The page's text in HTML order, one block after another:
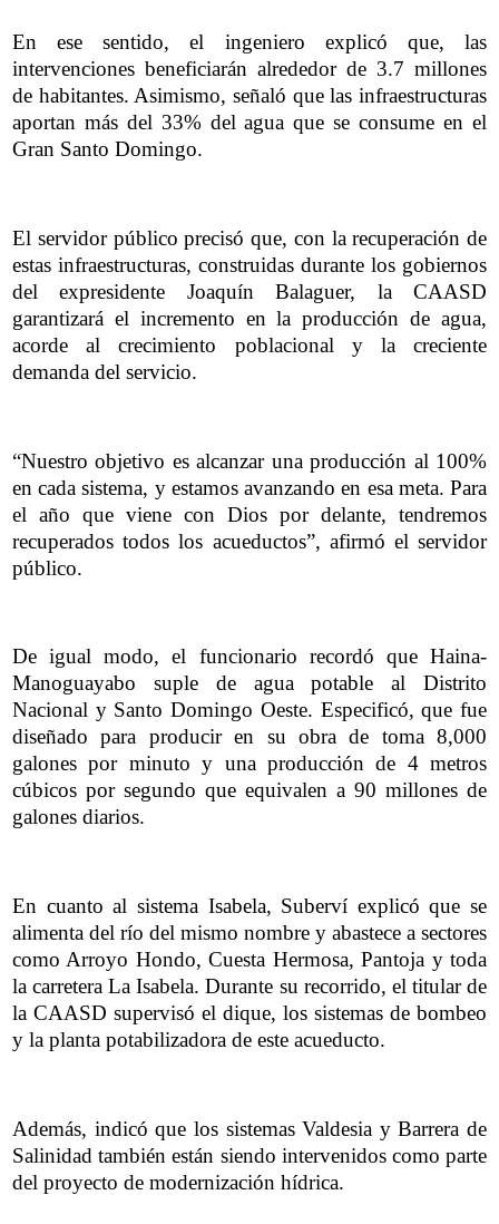
En ese sentido, el ingeniero explicó que, las
intervenciones beneficiarán alrededor de 3.7 millones
de habitantes. Asimismo, señaló que las infraestructuras
aportan más del 33% del agua que se consume en el
Gran Santo Domingo.
El servidor público precisó que, con la recuperación de
estas infraestructuras, construidas durante los gobiernos
del expresidente Joaquín Balaguer, la CAASD
garantizará el incremento en la producción de agua,
acorde al crecimiento poblacional y la creciente
demanda del servicio.
“Nuestro objetivo es alcanzar una producción al 100%
en cada sistema, y estamos avanzando en esa meta. Para
el año que viene con Dios por delante, tendremos
recuperados todos los acueductos”, afirmó el servidor
público.
De igual modo, el funcionario recordó que Haina-
Manoguayabo suple de agua potable al Distrito
Nacional y Santo Domingo Oeste. Especificó, que fue
diseñado para producir en su obra de toma 8,000
galones por minuto y una producción de 4 metros
cúbicos por segundo que equivalen a 90 millones de
galones diarios.
En cuanto al sistema Isabela, Suberví explicó que se
alimenta del río del mismo nombre y abastece a sectores
como Arroyo Hondo, Cuesta Hermosa, Pantoja y toda
la carretera La Isabela. Durante su recorrido, el titular de
la CAASD supervisó el dique, los sistemas de bombeo
y la planta potabilizadora de este acueducto.
Además, indicó que los sistemas Valdesia y Barrera de
Salinidad también están siendo intervenidos como parte
del proyecto de modernización hídrica.